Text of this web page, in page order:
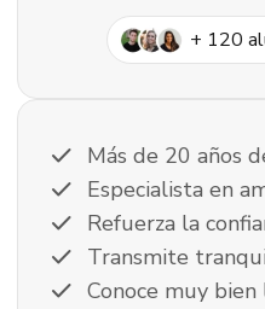
check Más de 20 años
check Especialista en
check Refuerza la
check Transmite
check Conoce muy bien
+ 120